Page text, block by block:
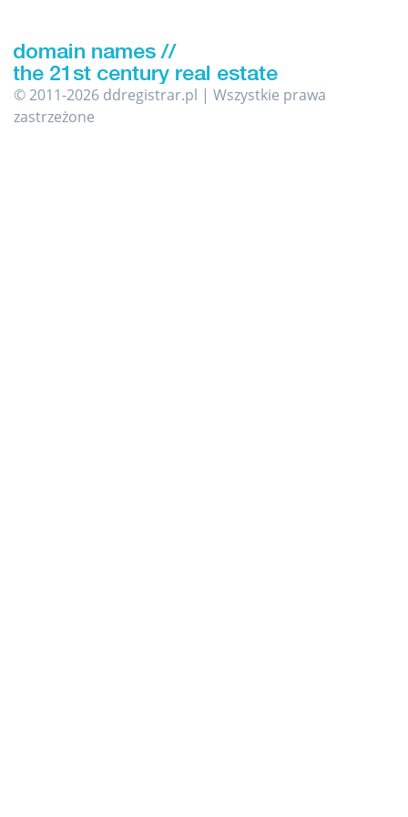
© 2011-2026 ddregistrar.pl | Wszystkie prawa
zastrzeżone